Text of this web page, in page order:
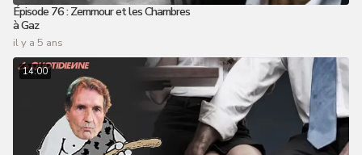
Épisode 76 : Zemmour et les Chambres
à Gaz
il y a 5 ans
14:00